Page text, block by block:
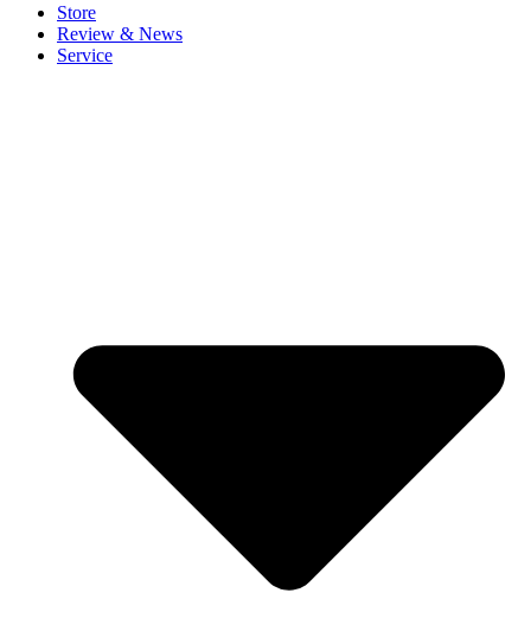
Store
Review & News
Service